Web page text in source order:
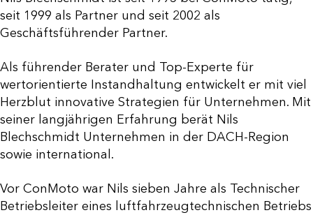
seit 1999 als Partner und seit 2002 als
Geschäftsführender Partner.
Als führender Berater und Top-Experte für
wertorientierte Instandhaltung entwickelt er mit viel
Herzblut innovative Strategien für Unternehmen. Mit
seiner langjährigen Erfahrung berät Nils
Blechschmidt Unternehmen in der DACH-Region
sowie international.
Vor ConMoto war Nils sieben Jahre als Technischer
Betriebsleiter eines luftfahrzeugtechnischen Betriebs